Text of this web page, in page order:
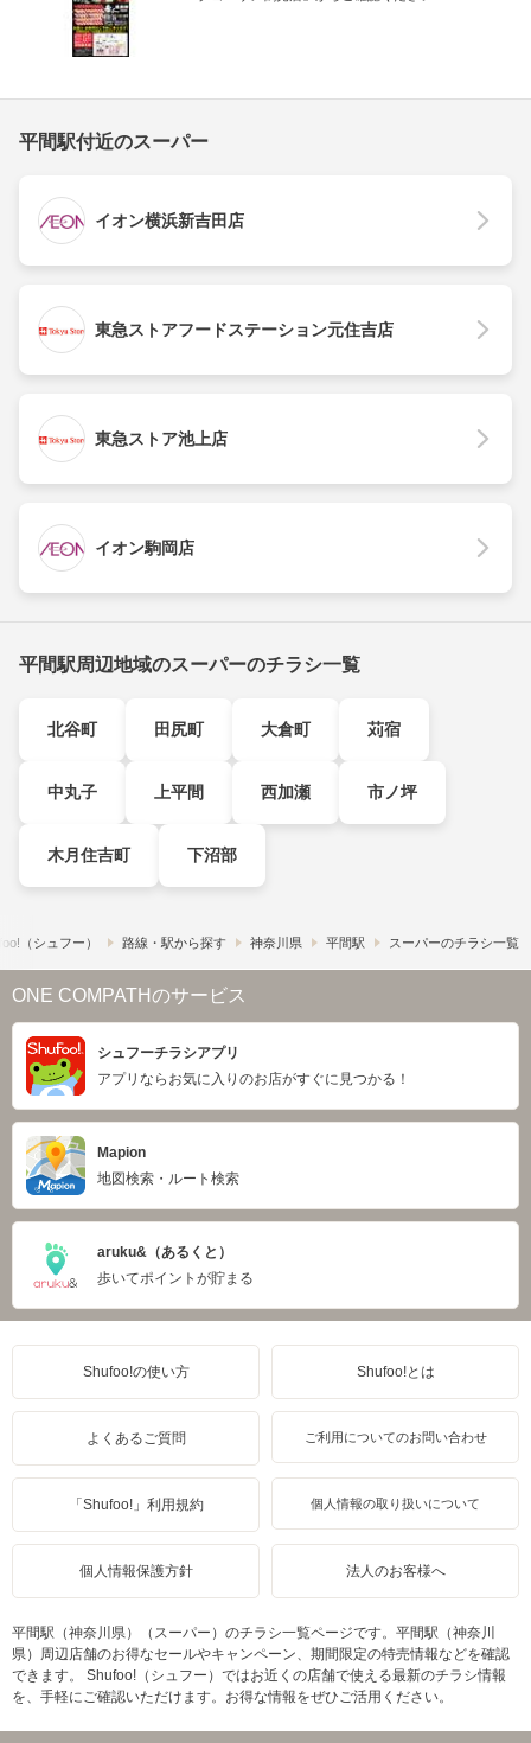
平間駅付近のスーパー
イオン横浜新吉田店
東急ストアフードステーション元住吉店
東急ストア池上店
イオン駒岡店
平間駅周辺地域のスーパーのチラシ一覧
北谷町 田尻町 大倉町 苅宿
中丸子 上平間 西加瀬 市ノ坪
木月住吉町 下沼部
（シュフー） 路線・駅から探す 神奈川県 平間駅 スーパーのチラシ一覧
ONE COMPATHのサービス
シュフーチラシアプリ
アプリならお気に入りのお店がすぐに見つかる！
Mapion
地図検索・ルート検索
aruku&（あるくと）
歩いてポイントが貯まる
Shufoo!の使い方 Shufoo!とは
よくあるご質問 ご利用についてのお問い合わせ
「Shufoo!」利用規約 個人情報の取り扱いについて
個人情報保護方針 法人のお客様へ
平間駅（神奈川県）（スーパー）のチラシ一覧ページです。平間駅（神奈川
県）周辺店舗のお得なセールやキャンペーン、期間限定の特売情報などを確認
できます。 Shufoo!（シュフー）ではお近くの店舗で使える最新のチラシ情報
を、手軽にご確認いただけます。お得な情報をぜひご活用ください。